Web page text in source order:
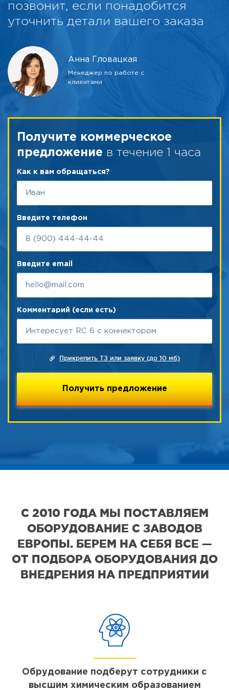
позвонит, если понадобится
уточнить детали вашего заказа
Анна Гловацкая
Менеджер по работе с
клиентами
Получите коммерческое
предложение в течение 1 часа
Как к вам обращаться?
Введите телефон
Введите email
Комментарий (если есть)
Прикрепить ТЗ или заявку (до 10 мб)
С 2010 ГОДА МЫ ПОСТАВЛЯЕМ
ОБОРУДОВАНИЕ С ЗАВОДОВ
ЕВРОПЫ. БЕРЕМ НА СЕБЯ ВСЕ —
ОТ ПОДБОРА ОБОРУДОВАНИЯ ДО
ВНЕДРЕНИЯ НА ПРЕДПРИЯТИИ
Обрудование подберут сотрудники с
высшим химическим образованием